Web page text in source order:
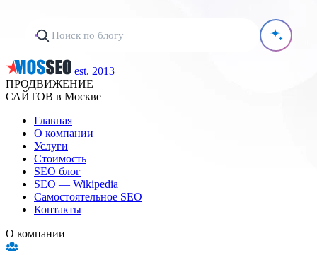
est. 2013
ПРОДВИЖЕНИЕ
САЙТОВ в Москве
Главная
О компании
Услуги
Стоимость
SEO блог
SEO — Wikipedia
Самостоятельное SEO
Контакты
О компании